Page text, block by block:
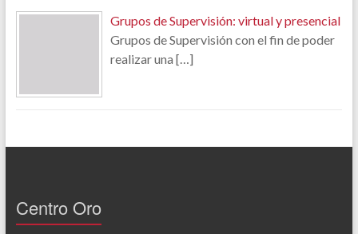
Grupos de Supervisión: virtual y presencial
Grupos de Supervisión con el fin de poder
realizar una […]
Centro Oro